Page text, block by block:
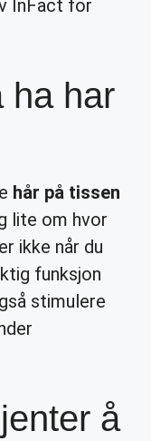
InFact for
ha har
hår på tissen
lite om hvor
ikke når du
funksjon
stimulere
å